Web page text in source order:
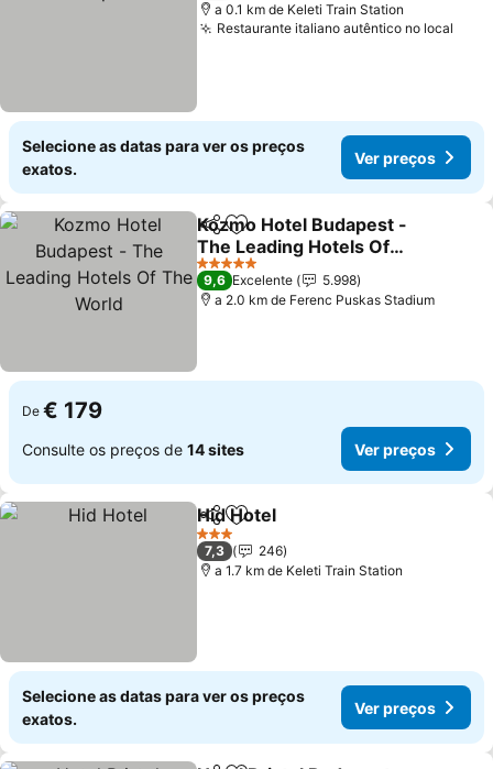
a 0.1 km de Keleti Train Station
Restaurante italiano autêntico no local
Selecione as datas para ver os preços
exatos.
Ver preços
PartilharAdicionar aos favoritos
Kozmo Hotel Budapest -
The Leading Hotels Of
The World
5 Estrelas
9,6 Excelente
5.998
a 2.0 km de Ferenc Puskas Stadium
De € 179
Consulte os preços de 14 sites Ver preços
PartilharAdicionar aos favoritos
Hid Hotel
3 Estrelas
7,3
246
a 1.7 km de Keleti Train Station
Selecione as datas para ver os preços
exatos.
Ver preços